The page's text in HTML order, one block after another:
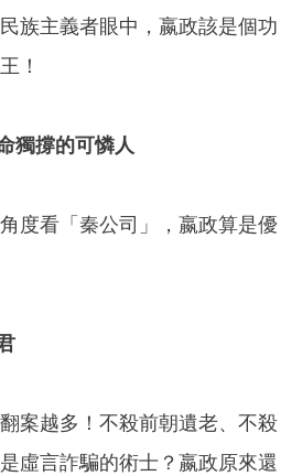
族主義者眼中，嬴政該是個功
！
獨撐的可憐人
度看「秦公司」，嬴政算是優
案越多！不殺前朝遺老、不殺
虛言詐騙的術士？嬴政原來還